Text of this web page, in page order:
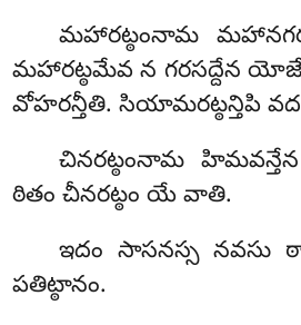
మహారట్ఠంనామ
మహారట్ఠమేవ న గరసద్దేన
వోహరన్తీతి. సియామరట్ఠన్తిపి
చినరట్ఠంనామ
ఠితం చీనరట్ఠం యే వాతి.
ఇదం సాసనస్స నవసు
పతిట్ఠానం.